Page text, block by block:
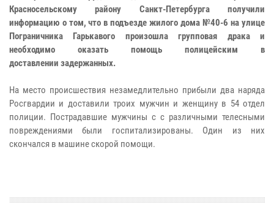
Красносельскому району Санкт-Петербурга получили
информацию о том, что в подъезде жилого дома №40-6 на улице
Пограничника Гарькавого произошла групповая драка и
необходимо оказать помощь полицейским в
доставлении задержанных.
На место происшествия незамедлительно прибыли два наряда
Росгвардии и доставили троих мужчин и женщину в 54 отдел
полиции. Пострадавшие мужчины с с различными телесными
повреждениями были госпитализированы. Один из них
скончался в машине скорой помощи.